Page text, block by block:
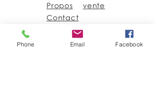
Propos
Contact
vente
Guy@GuyUntereiner.fr
Phone Email Facebook